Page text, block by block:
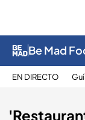
Be Mad
EN DIRECTO